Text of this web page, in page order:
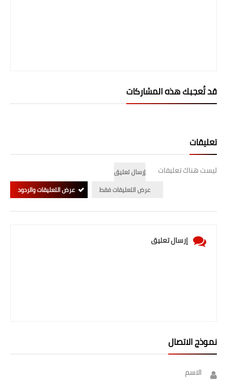
قد تُعجبك هذه المشاركات
تعليقات
ليست هناك تعليقات
إرسال تعليق
عرض التعليقات فقط
عرض التعليقات والردود
إرسال تعليق
نموذج الاتصال
الاسم